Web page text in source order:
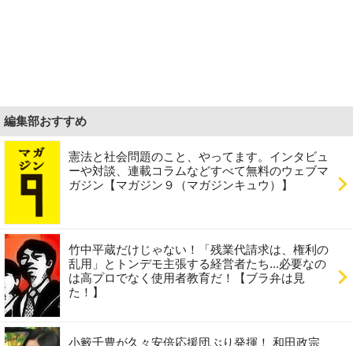
編集部おすすめ
憲法と社会問題のこと、やってます。インタビュ
ーや対談、連載コラムなどすべて無料のウェブマ
ガジン【マガジン９（マガジンキュウ）】
竹中平蔵だけじゃない！「残業代請求は、権利の
乱用」とトンデモ主張する経営者たち...必要なの
は高プロでなく使用者教育だ！【ブラ弁は見
た！】
小籔千豊が久々安倍応援団ぶり発揮！ 和田政宗